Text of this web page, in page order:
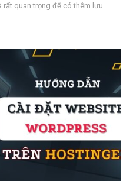
rất quan trọng để có thêm lưu